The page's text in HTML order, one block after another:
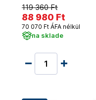
119 360 Ft
88 980 Ft
70 070 Ft ÁFA nélkül
na sklade